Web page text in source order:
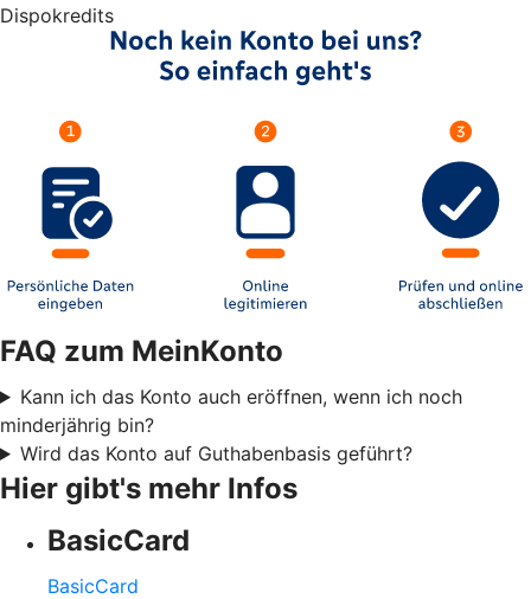
Dispokredits
FAQ zum MeinKonto
Kann ich das Konto auch eröffnen, wenn ich noch
minderjährig bin?
Wird das Konto auf Guthabenbasis geführt?
Hier gibt's mehr Infos
BasicCard
BasicCard